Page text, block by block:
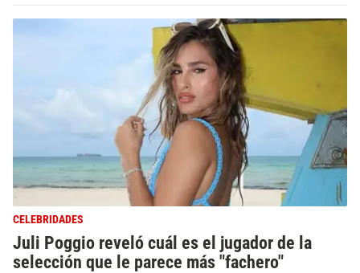
CELEBRIDADES
Juli Poggio reveló cuál es el jugador de la
selección que le parece más "fachero"